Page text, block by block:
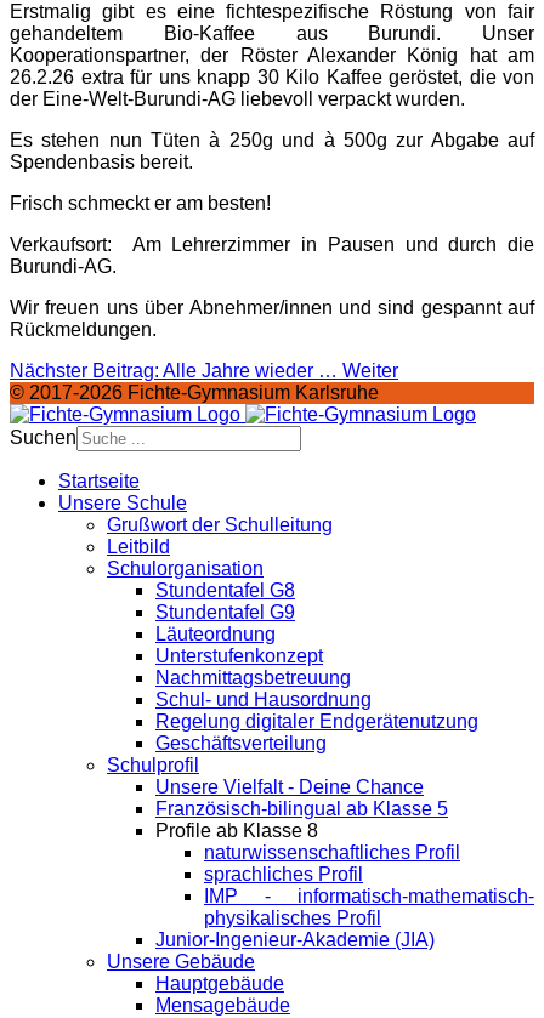
Erstmalig gibt es eine fichtespezifische Röstung von fair
gehandeltem Bio-Kaffee aus Burundi. Unser
Kooperationspartner, der Röster Alexander König hat am
26.2.26 extra für uns knapp 30 Kilo Kaffee geröstet, die von
der Eine-Welt-Burundi-AG liebevoll verpackt wurden.
Es stehen nun Tüten à 250g und à 500g zur Abgabe auf
Spendenbasis bereit.
Frisch schmeckt er am besten!
Verkaufsort: Am Lehrerzimmer in Pausen und durch die
Burundi-AG.
Wir freuen uns über Abnehmer/innen und sind gespannt auf
Rückmeldungen.
Nächster Beitrag: Alle Jahre wieder … Weiter
© 2017-2026 Fichte-Gymnasium Karlsruhe
Suchen
Startseite
Unsere Schule
Grußwort der Schulleitung
Leitbild
Schulorganisation
Stundentafel G8
Stundentafel G9
Läuteordnung
Unterstufenkonzept
Nachmittagsbetreuung
Schul- und Hausordnung
Regelung digitaler Endgeräte­nutzung
Geschäftsverteilung
Schulprofil
Unsere Vielfalt - Deine Chance
Französisch-bilingual ab Klasse 5
Profile ab Klasse 8
naturwissenschaftliches Profil
sprachliches Profil
IMP - informatisch-mathematisch-
physikalisches Profil
Junior-Ingenieur-Akademie (JIA)
Unsere Gebäude
Hauptgebäude
Mensagebäude